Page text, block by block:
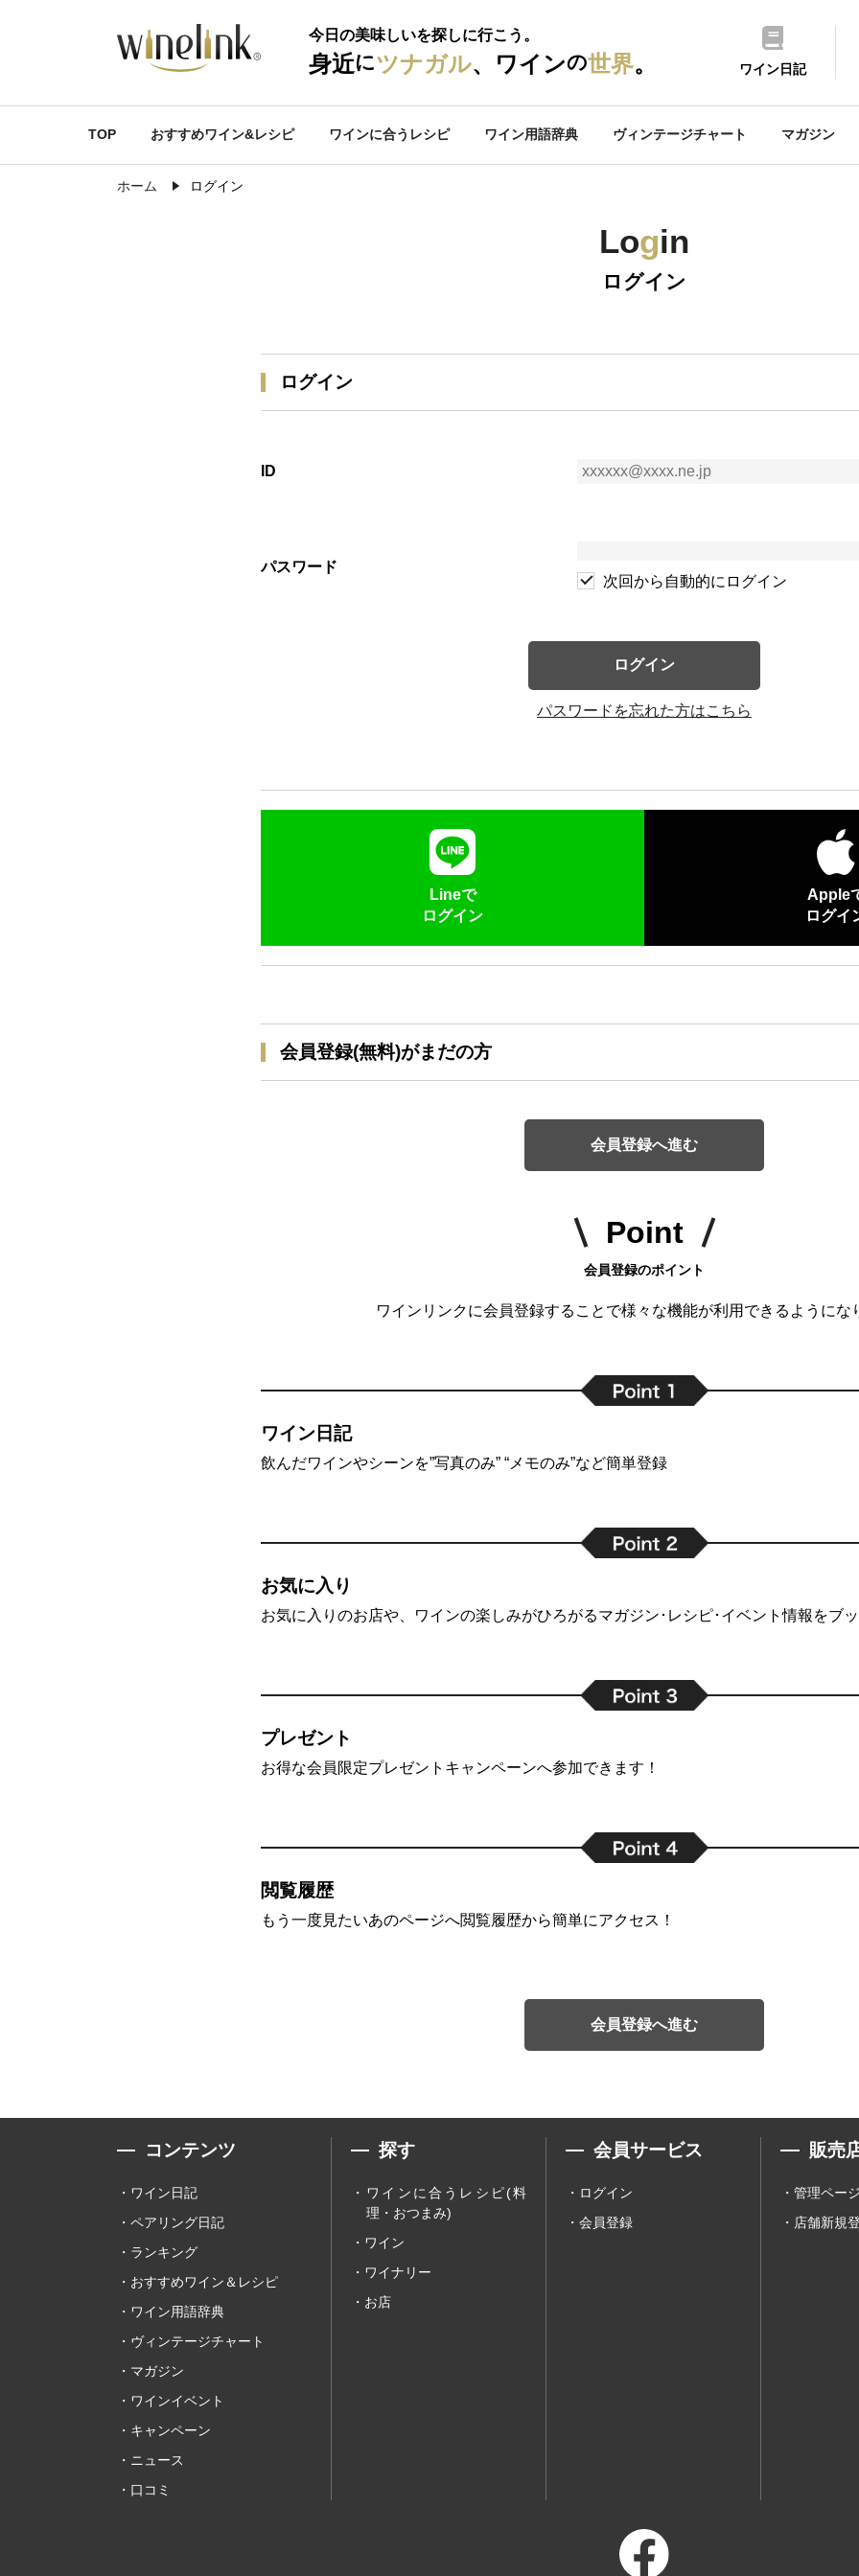
今日の美味しいを探しに行こう。
身近にツナガル、ワインの世界。 ワイン日記
TOP おすすめワイン&レシピ ワインに合うレシピ ワイン用語辞典 ヴィンテージチャート マガジン
ホーム ログイン
Login
ログイン
ログイン
ID
パスワード
次回から自動的にログイン
ログイン
パスワードを忘れた方はこちら
Lineで
ログイン
Apple
ログイ
会員登録(無料)がまだの方
会員登録へ進む
Point
会員登録のポイント
ワインリンクに会員登録することで様々な機能が利用できるようにな
ワイン日記
飲んだワインやシーンを”写真のみ” “メモのみ”など簡単登録
お気に入り
お気に入りのお店や、ワインの楽しみがひろがるマガジン･レシピ･イベント情報をブ
プレゼント
お得な会員限定プレゼントキャンペーンへ参加できます！
閲覧履歴
もう一度見たいあのページへ閲覧履歴から簡単にアクセス！
会員登録へ進む
コンテンツ
ワイン日記
ペアリング日記
ランキング
おすすめワイン＆レシピ
ワイン用語辞典
ヴィンテージチャート
マガジン
ワインイベント
キャンペーン
ニュース
口コミ
探す
ワインに合うレシピ(料
理・おつまみ)
ワイン
ワイナリー
お店
会員サービス
ログイン
会員登録
販売
管理ペー
店舗新規